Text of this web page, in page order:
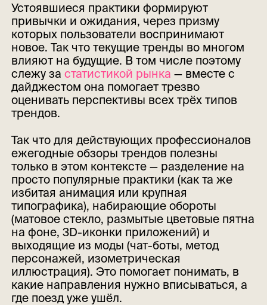
Устоявшиеся практики формируют
привычки и ожидания, через призму
которых пользователи воспринимают
новое. Так что текущие тренды во многом
влияют на будущие. В том числе поэтому
слежу застатистикой рынка — вместе с
дайджестом она помогает трезво
оценивать перспективы всех трёх типов
трендов.
Так что для действующих профессионалов
ежегодные обзоры трендов полезны
только в этом контексте — разделение на
просто популярные практики (как та же
избитая анимация или крупная
типографика), набирающие обороты
(матовое стекло, размытые цветовые пятна
на фоне, 3D-иконки приложений) и
выходящие из моды (чат-боты, метод
персонажей, изометрическая
иллюстрация). Это помогает понимать, в
какие направления нужно вписываться, а
где поезд уже ушёл.